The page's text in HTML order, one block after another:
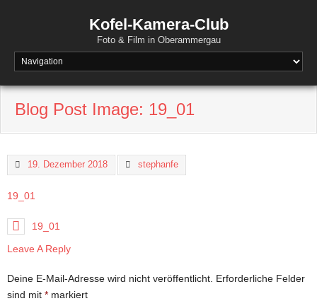
Kofel-Kamera-Club
Foto & Film in Oberammergau
Blog Post Image: 19_01
19. Dezember 2018 stephanfe
19_01
19_01
Leave A Reply
Deine E-Mail-Adresse wird nicht veröffentlicht. Erforderliche Felder
sind mit * markiert